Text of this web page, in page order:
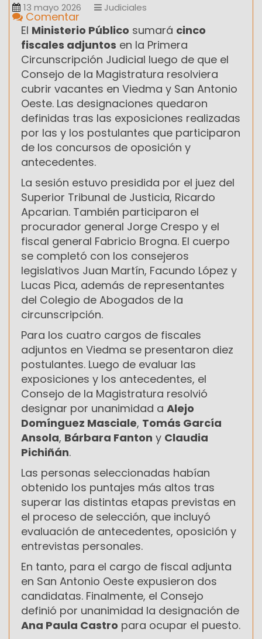
13 mayo 2026 Judiciales
Comentar
El Ministerio Público sumará cinco
fiscales adjuntos en la Primera
Circunscripción Judicial luego de que el
Consejo de la Magistratura resolviera
cubrir vacantes en Viedma y San Antonio
Oeste. Las designaciones quedaron
definidas tras las exposiciones realizadas
por las y los postulantes que participaron
de los concursos de oposición y
antecedentes.
La sesión estuvo presidida por el juez del
Superior Tribunal de Justicia, Ricardo
Apcarian. También participaron el
procurador general Jorge Crespo y el
fiscal general Fabricio Brogna. El cuerpo
se completó con los consejeros
legislativos Juan Martín, Facundo López y
Lucas Pica, además de representantes
del Colegio de Abogados de la
circunscripción.
Para los cuatro cargos de fiscales
adjuntos en Viedma se presentaron diez
postulantes. Luego de evaluar las
exposiciones y los antecedentes, el
Consejo de la Magistratura resolvió
designar por unanimidad a Alejo
Domínguez Masciale, Tomás García
Ansola, Bárbara Fanton y Claudia
Pichiñán.
Las personas seleccionadas habían
obtenido los puntajes más altos tras
superar las distintas etapas previstas en
el proceso de selección, que incluyó
evaluación de antecedentes, oposición y
entrevistas personales.
En tanto, para el cargo de fiscal adjunta
en San Antonio Oeste expusieron dos
candidatas. Finalmente, el Consejo
definió por unanimidad la designación de
Ana Paula Castro para ocupar el puesto.